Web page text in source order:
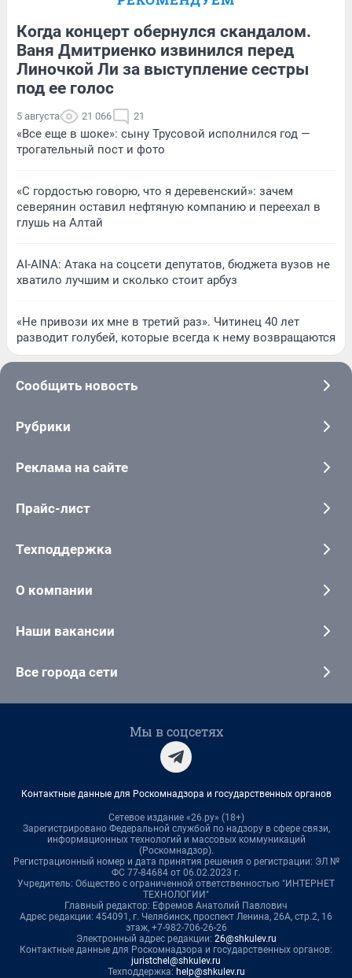
Когда концерт обернулся скандалом.
Ваня Дмитриенко извинился перед
Линочкой Ли за выступление сестры
под ее голос
5 августа 21 066 21
«Все еще в шоке»: сыну Трусовой исполнился год —
трогательный пост и фото
«С гордостью говорю, что я деревенский»: зачем
северянин оставил нефтяную компанию и переехал в
глушь на Алтай
AI-AINA: Атака на соцсети депутатов, бюджета вузов не
хватило лучшим и сколько стоит арбуз
«Не привози их мне в третий раз». Читинец 40 лет
разводит голубей, которые всегда к нему возвращаются
Сообщить новость
Рубрики
Реклама на сайте
Прайс-лист
Техподдержка
О компании
Наши вакансии
Все города сети
Мы в соцсетях
Контактные данные для Роскомнадзора и государственных органов
Сетевое издание «26.ру» (18+)
Зарегистрировано Федеральной службой по надзору в сфере связи,
информационных технологий и массовых коммуникаций
(Роскомнадзор).
Регистрационный номер и дата принятия решения о регистрации: ЭЛ №
ФС 77-84684 от 06.02.2023 г.
Учредитель: Общество с ограниченной ответственностью "ИНТЕРНЕТ
ТЕХНОЛОГИИ"
Главный редактор: Ефремов Анатолий Павлович
Адрес редакции: 454091, г. Челябинск, проспект Ленина, 26А, стр.2, 16
этаж, +7-982-706-26-26
Электронный адрес редакции: 26@shkulev.ru
Контактные данные для Роскомнадзора и государственных органов:
juristchel@shkulev.ru
Техподдержка: help@shkulev.ru